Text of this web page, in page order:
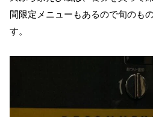
間限定メニューもあるので旬のも
す。